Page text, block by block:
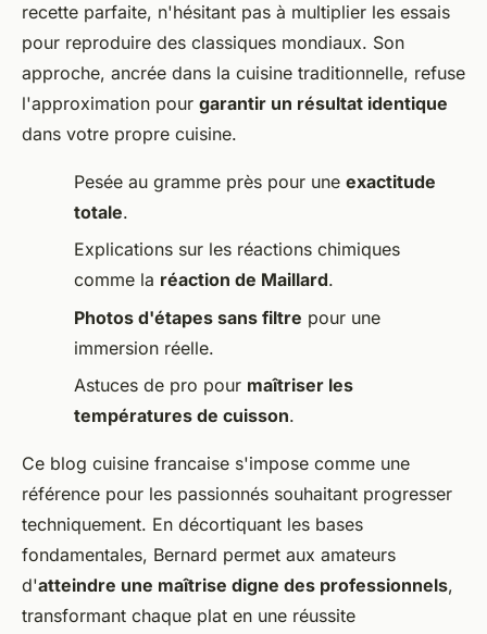
recette parfaite, n'hésitant pas à multiplier les essais
pour reproduire des classiques mondiaux. Son
approche, ancrée dans la cuisine traditionnelle, refuse
l'approximation pour garantir un résultat identique
dans votre propre cuisine.
Pesée au gramme près pour une exactitude
totale.
Explications sur les réactions chimiques
comme la réaction de Maillard.
Photos d'étapes sans filtre pour une
immersion réelle.
Astuces de pro pour maîtriser les
températures de cuisson.
Ce blog cuisine francaise s'impose comme une
référence pour les passionnés souhaitant progresser
techniquement. En décortiquant les bases
fondamentales, Bernard permet aux amateurs
d'atteindre une maîtrise digne des professionnels,
transformant chaque plat en une réussite